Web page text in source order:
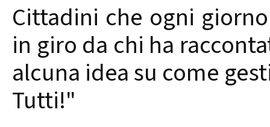
Cittadini che ogni
in giro da chi ha
alcuna idea su come
Tutti!"